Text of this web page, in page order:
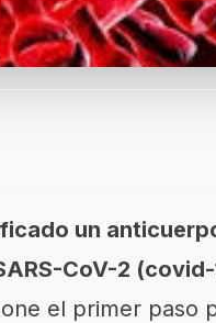
un
CoV-2
el primer paso